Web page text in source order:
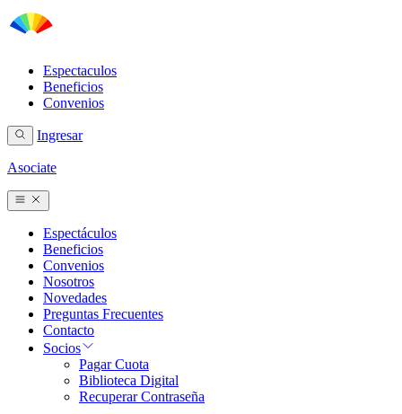
Espectaculos
Beneficios
Convenios
Ingresar
Asociate
Espectáculos
Beneficios
Convenios
Nosotros
Novedades
Preguntas Frecuentes
Contacto
Socios
Pagar Cuota
Biblioteca Digital
Recuperar Contraseña